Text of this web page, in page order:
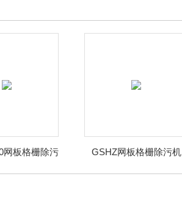
网板格栅除污
GSHZ网板格栅除污机